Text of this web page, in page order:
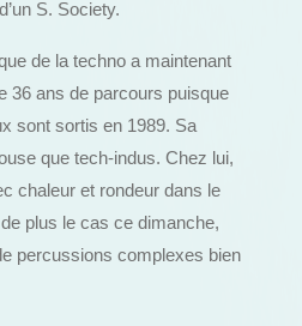
S. Society.
de la techno a maintenant
36 ans de parcours puisque
sont sortis en 1989. Sa
que tech-indus. Chez lui,
chaleur et rondeur dans le
plus le cas ce dimanche,
percussions complexes bien